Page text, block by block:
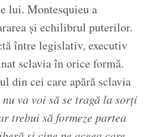
lui. Montesquieu a
și echilibrul puterilor.
între legislativ, executiv
sclavia în orice formă.
din cei care apără sclavia
nu va voi să se tragă la sorți
trebui să formeze partea